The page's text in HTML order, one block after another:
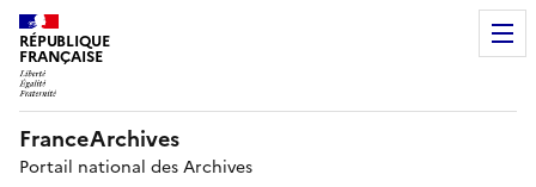
RÉPUBLIQUE
FRANÇAISE
FranceArchives
Portail national des Archives